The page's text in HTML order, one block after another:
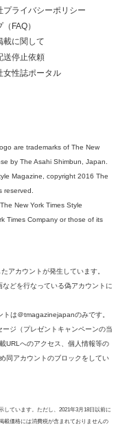
プライバシーポリシー
FAQ）
載に関して
送停止依頼
女性誌ポータル
are trademarks of The New
by The Asahi Shimbun, Japan.
Magazine, copyright 2016 The
reserved.
New York Times Style
Times Company or those of its
アカウントが発生しています。
どを行なっている偽アカウントに
は＠tmagazinejapanのみです。
ジ（プレゼントキャンペーンの当
URLへのアクセス、個人情報等の
同アカウントのブロックをしてい
ています。ただし、2021年3月18日以前に
載価格には消費税が含まれておりませんの